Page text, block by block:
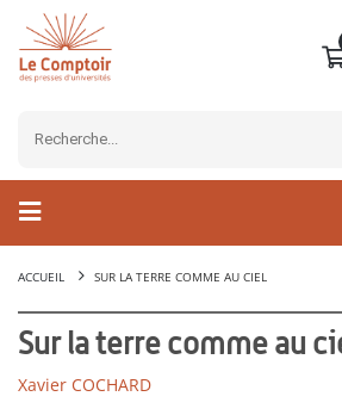
ACCUEIL SUR LA TERRE COMME AU CIEL
Sur la terre comme au
Xavier COCHARD